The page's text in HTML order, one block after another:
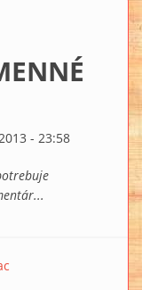
- 23:58